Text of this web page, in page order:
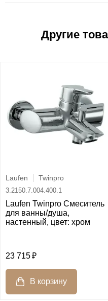
Laufen Twinpro
3.2150.7.004.400.1
Laufen Twinpro Смеситель
для ванны/душа,
настенный, цвет: хром
23 715